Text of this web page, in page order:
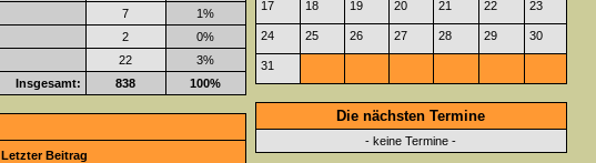
7
1%
2
0%
22
3%
Insgesamt:
838 100%
Letzter Beitrag
17 18 19 20 21 22 23
24 25 26 27 28 29 30
31
Die nächsten Termine
- keine Termine -